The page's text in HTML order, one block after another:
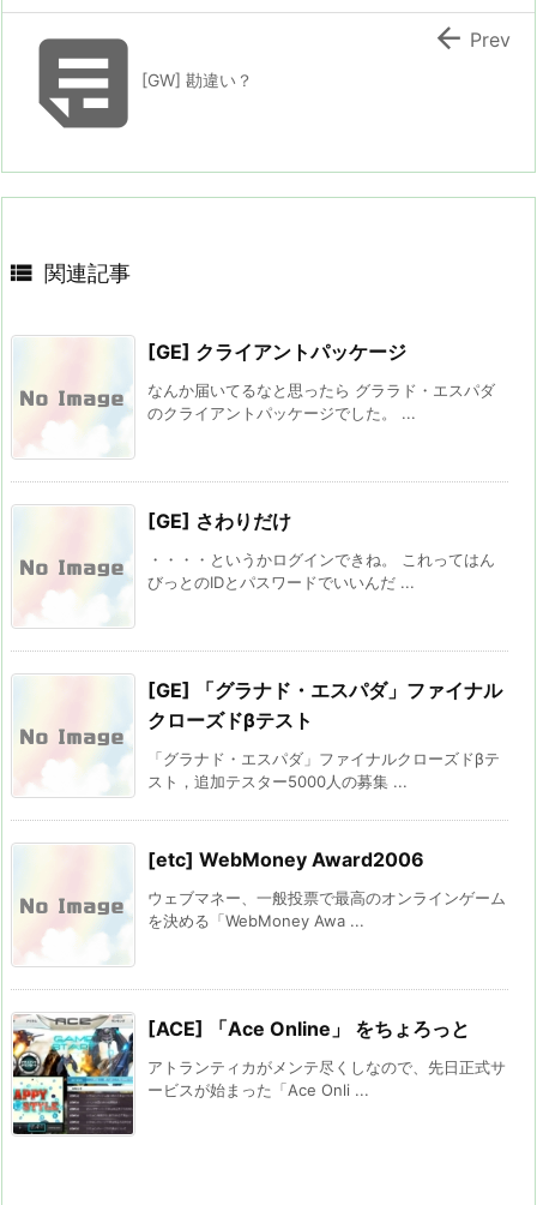
[GW] 勘違い？
 Prev
 関連記事
[GE] クライアントパッケージ
なんか届いてるなと思ったら グララド・エスパダ
のクライアントパッケージでした。 ...
[GE] さわりだけ
・・・・というかログインできね。 これってはん
びっとのIDとパスワードでいいんだ ...
[GE] 「グラナド・エスパダ」ファイナル
クローズドβテスト
「グラナド・エスパダ」ファイナルクローズドβテ
スト，追加テスター5000人の募集 ...
[etc] WebMoney Award2006
ウェブマネー、一般投票で最高のオンラインゲーム
を決める「WebMoney Awa ...
[ACE] 「Ace Online」 をちょろっと
アトランティカがメンテ尽くしなので、先日正式サ
ービスが始まった「Ace Onli ...